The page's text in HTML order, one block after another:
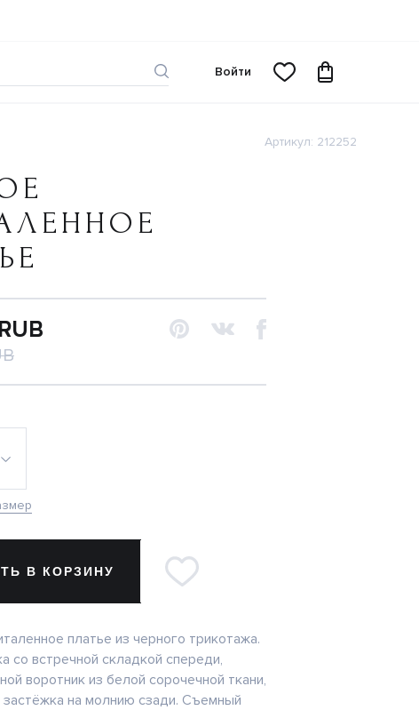
Войти
Артикул: 212252
В КОРЗИНУ
платье из черного трикотажа.
со встречной складкой спереди,
воротник из белой сорочечной ткани,
застёжка на молнию сзади. Съемный